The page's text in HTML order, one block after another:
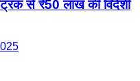
से ₹50 लाख की विदेशी